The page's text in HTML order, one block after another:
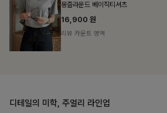
디테일의 미학, 주얼리 라인업